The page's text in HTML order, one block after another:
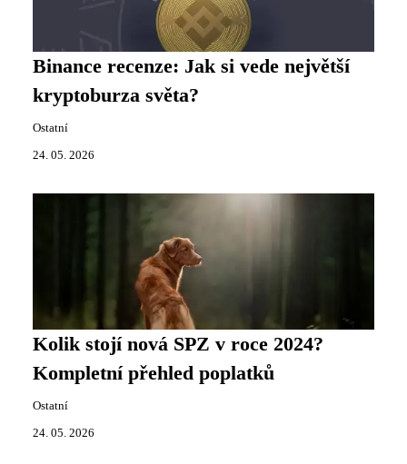
Binance recenze: Jak si vede největší
kryptoburza světa?
Ostatní
24. 05. 2026
Kolik stojí nová SPZ v roce 2024?
Kompletní přehled poplatků
Ostatní
24. 05. 2026